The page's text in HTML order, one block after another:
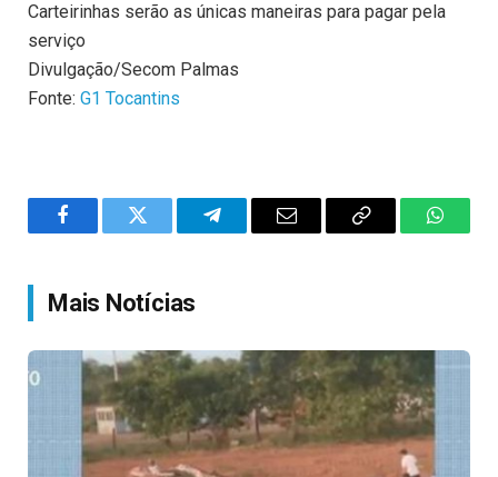
Carteirinhas serão as únicas maneiras para pagar pela
serviço
Divulgação/Secom Palmas
Fonte: G1 Tocantins
FacebookTwitter TelegramEmail
Copy
Mais Notícias